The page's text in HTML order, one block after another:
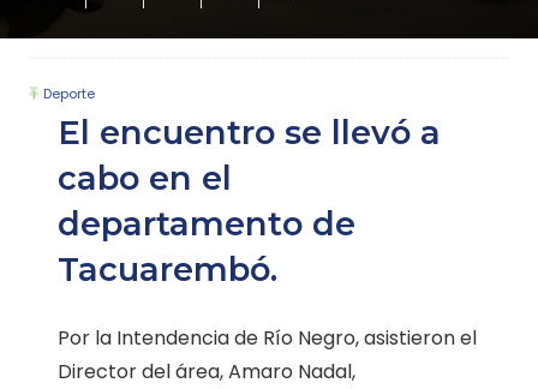
Deporte
El encuentro se llevó a
cabo en el
departamento de
Tacuarembó.
Por la Intendencia de Río Negro, asistieron el
Director del área, Amaro Nadal,